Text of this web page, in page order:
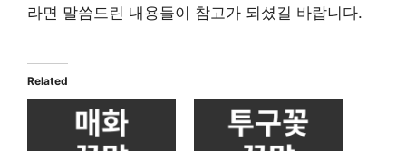
라면 말씀드린 내용들이 참고가 되셨길 바랍니다.
Related